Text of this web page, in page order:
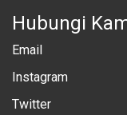
Hubungi
Email
Instagram
Twitter